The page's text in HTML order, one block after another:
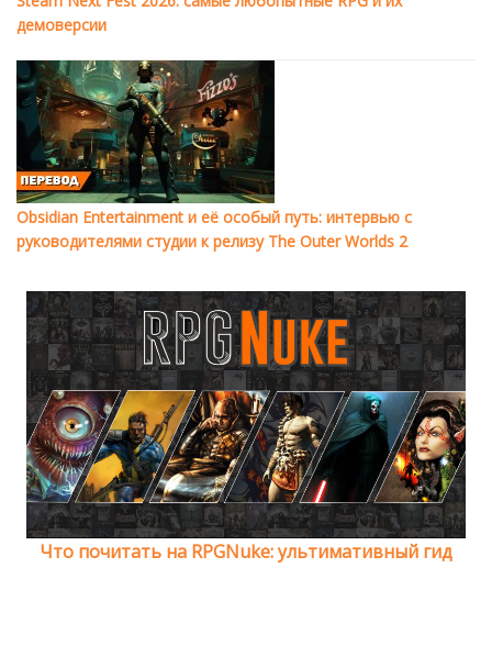
демоверсии
Obsidian Entertainment и её особый путь: интервью с
руководителями студии к релизу The Outer Worlds 2
Что почитать на RPGNuke: ультимативный гид